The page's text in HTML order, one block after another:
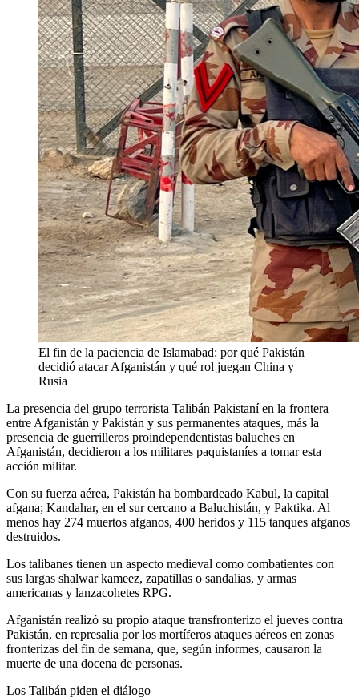
El fin de la paciencia de Islamabad: por qué Pakistán
decidió atacar Afganistán y qué rol juegan China y
Rusia
La presencia del grupo terrorista Talibán Pakistaní en la frontera
entre Afganistán y Pakistán y sus permanentes ataques, más la
presencia de guerrilleros proindependentistas baluches en
Afganistán, decidieron a los militares paquistaníes a tomar esta
acción militar.
Con su fuerza aérea, Pakistán ha bombardeado Kabul, la capital
afgana; Kandahar, en el sur cercano a Baluchistán, y Paktika. Al
menos hay 274 muertos afganos, 400 heridos y 115 tanques afganos
destruidos.
Los talibanes tienen un aspecto medieval como combatientes con
sus largas shalwar kameez, zapatillas o sandalias, y armas
americanas y lanzacohetes RPG.
Afganistán realizó su propio ataque transfronterizo el jueves contra
Pakistán, en represalia por los mortíferos ataques aéreos en zonas
fronterizas del fin de semana, que, según informes, causaron la
muerte de una docena de personas.
Los Talibán piden el diálogo